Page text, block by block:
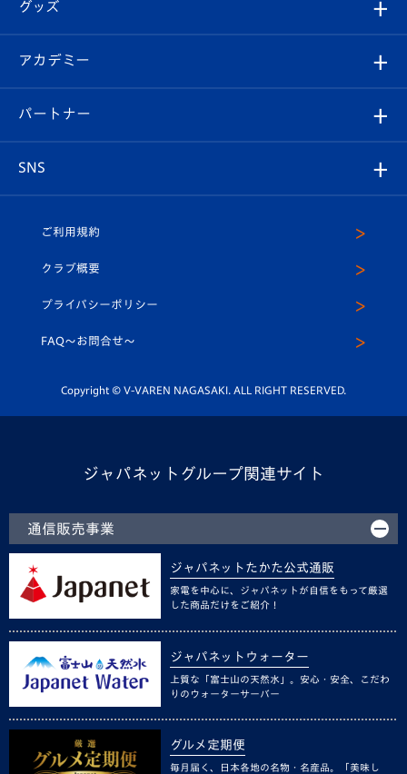
チケット
イベント
メディア
ホームタウン
スタッフプロフィール
マスコット紹介
平和祈念活動
ホームタウン活動
Revive Team
ヴィヴィくんの長崎おもてなしガイド
フォトギャラリー
スタジアムグルメ
V-LOVERS（ファンクラブ）
プレイヤーズスイート
グッズ
オンラインショップ
店舗情報
アカデミー
育成からのお知らせ
U-18
スクール
パートナー
SNS
ヴィヴィくんインスタグラム
公式LINE＠
ご利用規約
クラブ概要
プライバシーポリシー
FAQ〜お問合せ〜
Copyright © V-VAREN NAGASAKI. ALL RIGHT RESERVED.
ジャパネットグループ関連サイト
通信販売事業
ジャパネットたかた公式通販
家電を中心に、ジャパネットが自信をもって厳選
した商品だけをご紹介！
ジャパネットウォーター
上質な「富士山の天然水」。安心・安全、こだわ
りのウォーターサーバー
グルメ定期便
毎月届く、日本各地の名物・名産品。「美味し